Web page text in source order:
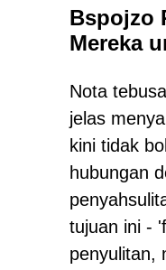
Bspojzo
Mereka
Nota
jelas
kini tidak
hubungan
tujuan ini -
penyulitan,